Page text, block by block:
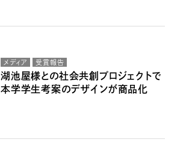
メディア 受賞報告
湖池屋様との社会共創プロジェクトで
本学学生考案のデザインが商品化